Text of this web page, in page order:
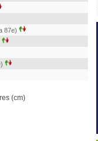
87e)
(cm)